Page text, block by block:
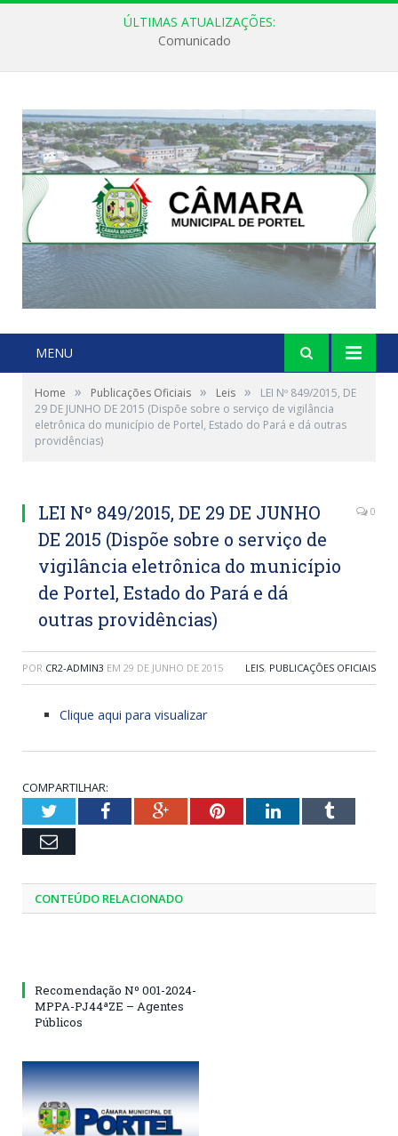
ÚLTIMAS ATUALIZAÇÕES:
Comunicado
MENU
Home » Publicações Oficiais » Leis »
LEI Nº 849/2015, DE
29 DE JUNHO DE 2015 (Dispõe sobre o serviço de vigilância
eletrônica do município de Portel, Estado do Pará e dá outras
providências)
LEI Nº 849/2015, DE 29 DE JUNHO
DE 2015 (Dispõe sobre o serviço de
vigilância eletrônica do município
de Portel, Estado do Pará e dá
outras providências)
0
POR CR2-ADMIN3 EM 29 DE JUNHO DE 2015 LEIS, PUBLICAÇÕES OFICIAIS
Clique aqui para visualizar
COMPARTILHAR:
TwitterFacebookGoogle+PinterestLinkedInTumblr
Email
CONTEÚDO RELACIONADO
Recomendação Nº 001-2024-
MPPA-PJ44ªZE – Agentes
Públicos